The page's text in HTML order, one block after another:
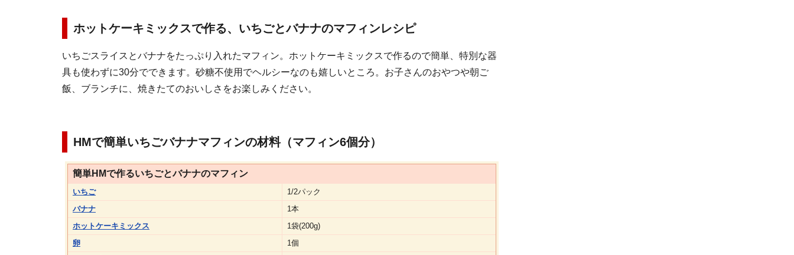
ホットケーキミックスで作る、いちごとバナナのマフィンレシピ
いちごスライスとバナナをたっぷり入れたマフィン。ホットケーキミックスで作るので簡単、特別な器
具も使わずに30分でできます。砂糖不使用でヘルシーなのも嬉しいところ。お子さんのおやつや朝ご
飯、ブランチに、焼きたてのおいしさをお楽しみください。
HMで簡単いちごバナナマフィンの材料（マフィン6個分）
簡単HMで作るいちごとバナナのマフィン
いちご
1/2パック
バナナ
1本
ホットケーキミックス
1袋(200g)
卵
1個